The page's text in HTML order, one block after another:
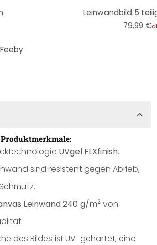
Leinwandbild 5
79,99 €
UVgel FLXfinish.
sind resistent gegen Abrieb,
Leinwand 240 g/m2 von
des Bildes ist UV-gehärtet, eine